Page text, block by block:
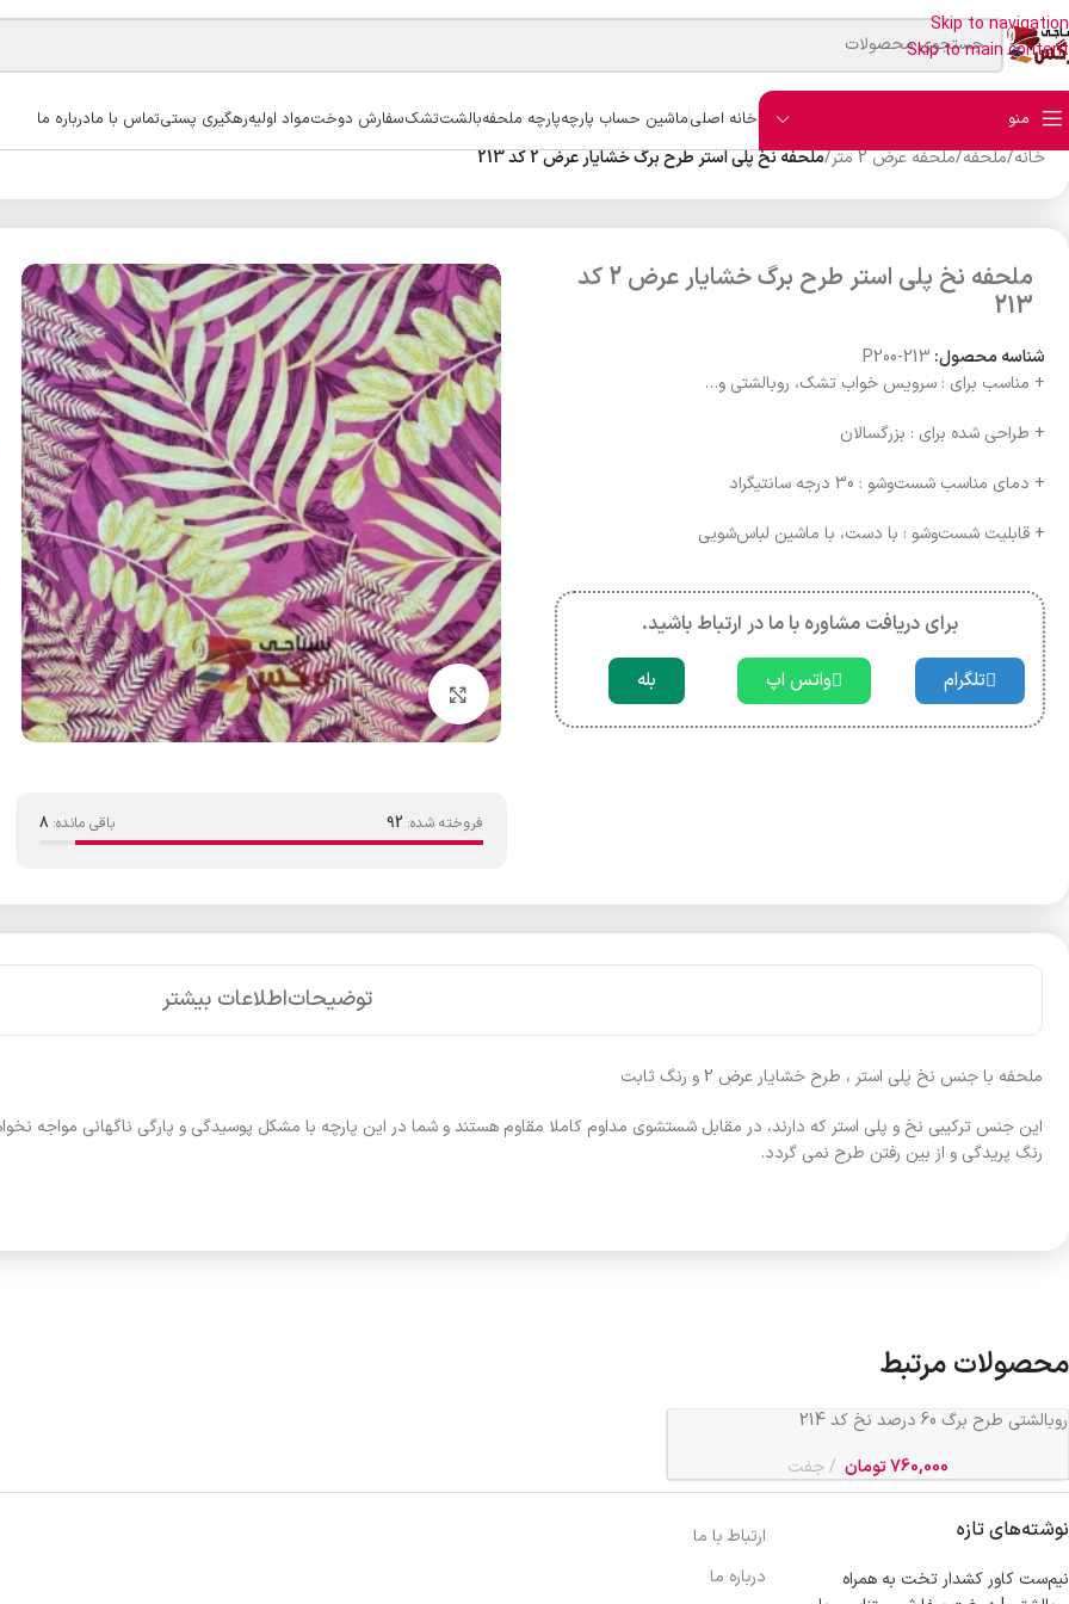
Skip to navigation
Skip to main content
منو خانه اصلیماشین حساب پارچهپارچه ملحفهبالشتتشکسفارش دوختمواد اولیهرهگیری پستیتماس با مادرباره ما
خانه/ملحفه/ملحفه عرض 2 متر /ملحفه نخ پلی استر طرح برگ خشایار عرض 2 کد 213
ملحفه نخ پلی استر طرح برگ خشایار عرض 2 کد
213
شناسه محصول: P200-213
+ مناسب برای : سرویس خواب تشک، روبالشتی و…
+ طراحی شده برای : بزرگسالان
+ دمای مناسب شست‌وشو : 30 درجه سانتیگراد
+ قابلیت شست‌وشو : با دست، با ماشین لباس‌شویی
برای دریافت مشاوره با ما در ارتباط باشید.
تلگرام واتس اپ بله بزرگنمایی تصویر
فروخته شده: 92 باقی مانده: 8
توضیحاتاطلاعات بیشتر
ملحفه با جنس نخ پلی استر ، طرح خشایار عرض 2 و رنگ ثابت
این جنس ترکیبی نخ و پلی استر که دارند، در مقابل شستشوی مداوم کاملا مقاوم هستند و شما در این پارچه با مشکل پوسیدگی و پارگی ناگهانی مواجه
رنگ پریدگی و از بین رفتن طرح نمی گردد.
محصولات مرتبط
روبالشتی طرح برگ 60 درصد نخ کد 214
760,000تومان جفت
نوشته‌های تازه
نیم‌ست کاور کشدار تخت به همراه
ارتباط با ما
درباره ما